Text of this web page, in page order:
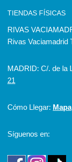
TIENDAS FÍSICAS
RIVAS
Rivas Vaciamadrid
MADRID: C/. de la
21
Cómo Llegar: Mapa
Síguenos en: